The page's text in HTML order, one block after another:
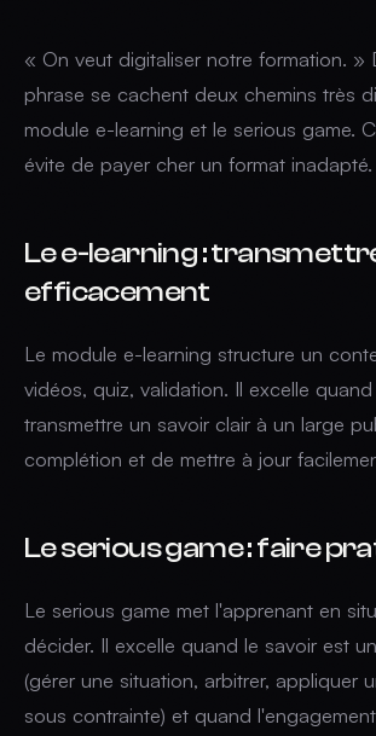
« On veut digitaliser notre formation. »
phrase se cachent deux chemins très
module e-learning et le serious game.
évite de payer cher un format inadapté.
Le e-learning :
efficacement
Le module e-learning structure un
vidéos, quiz, validation. Il excelle
transmettre un savoir clair à un large
complétion et de mettre à jour
Le serious game : faire
Le serious game met l'apprenant en
décider. Il excelle quand le savoir est
(gérer une situation, arbitrer, appliquer
sous contrainte) et quand